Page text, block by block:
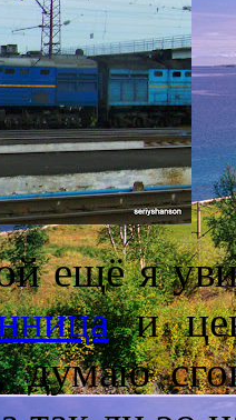
ещё я
и
думаю